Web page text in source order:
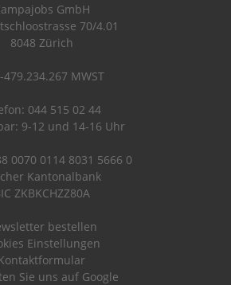
GmbH
70/4.01
8048 Zürich
479.234.267 MWST
044 515 02 44
9-12 und 14-16 Uhr
0070 0114 8031 5666 0
Kantonalbank
ZKBKCHZZ80A
bestellen
Einstellungen
Sie uns auf Google